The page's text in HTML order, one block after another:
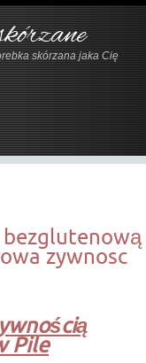
skórzana jaka Cię
bezglutenową
zywnosc
Pile